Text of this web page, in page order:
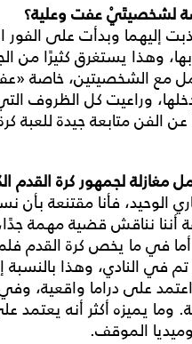
لشخصيتَيْ عفت وعلية؟
إليهما وبدأت على
وهذا يستغرق كثيرًا من
مع الشخصيتين، خاصة
وراعيت كل الظروف
الفن متابعة جيدة للعبة
مغازلةلجمهور كرة القدم
فأنا مقتنعة بأن
أننا نناقش قضية
في ما يخص كرة القدم
في النادي، وهذا
اعتمد على دراما واقعية،
وما يميزه أكثر أنه
الموقف.